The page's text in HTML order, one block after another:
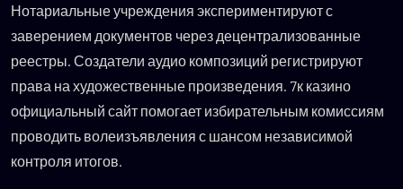
Нотариальные учреждения экспериментируют с
заверением документов через децентрализованные
реестры. Создатели аудио композиций регистрируют
права на художественные произведения. 7к казино
официальный сайт помогает избирательным комиссиям
проводить волеизъявления с шансом независимой
контроля итогов.